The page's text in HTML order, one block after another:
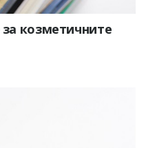
козметичните